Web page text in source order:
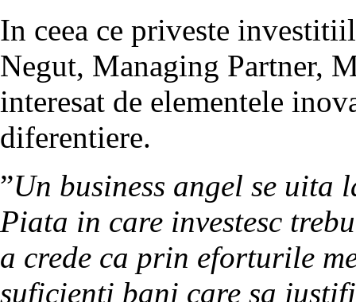
In ceea ce priveste
Negut, Managing Partner,
interesat de elementele
diferentiere.
”Un business angel se
Piata in care investesc
a crede ca prin eforturile
suficienti bani care sa